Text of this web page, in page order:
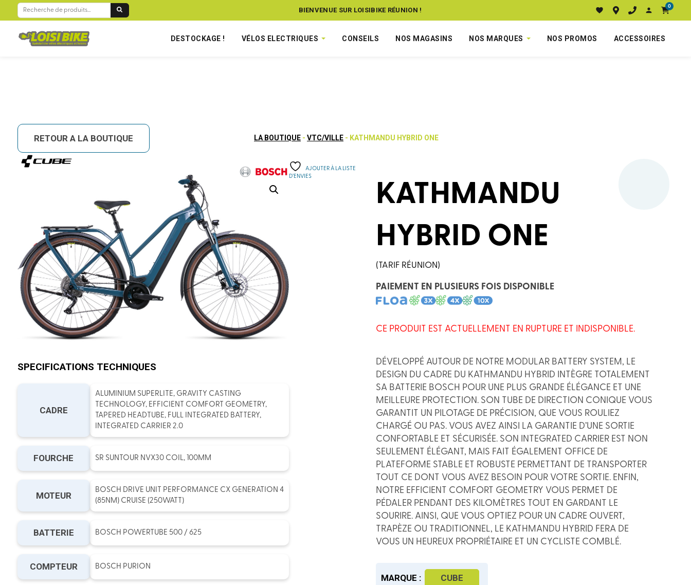
RECHERCHE
BIENVENUE SUR LOISIBIKE RÉUNION ! BIENVENUE SUR LOISIBIKE RÉUNION ! 0
DESTOCKAGE ! VÉLOS ELECTRIQUES CONSEILS NOS MAGASINS NOS MARQUES NOS PROMOS ACCESSOIRES
LA BOUTIQUE - VTC/VILLE - KATHMANDU HYBRID ONE
RETOUR A LA BOUTIQUE
SPECIFICATIONS TECHNIQUES
CADRE
ALUMINIUM SUPERLITE, GRAVITY CASTING
TECHNOLOGY, EFFICIENT COMFORT GEOMETRY,
TAPERED HEADTUBE, FULL INTEGRATED BATTERY,
INTEGRATED CARRIER 2.0
FOURCHE SR SUNTOUR NVX30 COIL, 100MM
MOTEUR
BOSCH DRIVE UNIT PERFORMANCE CX GENERATION 4
(85NM) CRUISE (250WATT)
BATTERIE BOSCH POWERTUBE 500 / 625
COMPTEUR BOSCH PURION
AJOUTER À LA LISTE
D’ENVIES
KATHMANDU
HYBRID ONE
(TARIF RÉUNION)
PAIEMENT EN PLUSIEURS FOIS DISPONIBLE
CE PRODUIT EST ACTUELLEMENT EN RUPTURE ET INDISPONIBLE.
DÉVELOPPÉ AUTOUR DE NOTRE MODULAR BATTERY SYSTEM, LE
DESIGN DU CADRE DU KATHMANDU HYBRID INTÈGRE TOTALEMENT
SA BATTERIE BOSCH POUR UNE PLUS GRANDE ÉLÉGANCE ET UNE
MEILLEURE PROTECTION. SON TUBE DE DIRECTION CONIQUE VOUS
GARANTIT UN PILOTAGE DE PRÉCISION, QUE VOUS ROULIEZ
CHARGÉ OU PAS. VOUS AVEZ AINSI LA GARANTIE D’UNE SORTIE
CONFORTABLE ET SÉCURISÉE. SON INTEGRATED CARRIER EST NON
SEULEMENT ÉLÉGANT, MAIS FAIT ÉGALEMENT OFFICE DE
PLATEFORME STABLE ET ROBUSTE PERMETTANT DE TRANSPORTER
TOUT CE DONT VOUS AVEZ BESOIN POUR VOTRE SORTIE. ENFIN,
NOTRE EFFICIENT COMFORT GEOMETRY VOUS PERMET DE
PÉDALER PENDANT DES KILOMÈTRES TOUT EN GARDANT LE
SOURIRE. AINSI, QUE VOUS OPTIEZ POUR UN CADRE OUVERT,
TRAPÈZE OU TRADITIONNEL, LE KATHMANDU HYBRID FERA DE
VOUS UN HEUREUX PROPRIÉTAIRE ET UN CYCLISTE COMBLÉ.
MARQUE : CUBE